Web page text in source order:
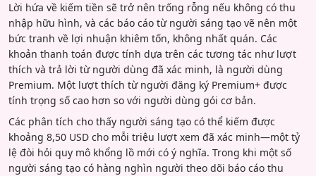
Lời hứa về kiếm tiền sẽ trở nên trống rỗng nếu không có thu
nhập hữu hình, và các báo cáo từ người sáng tạo vẽ nên một
bức tranh về lợi nhuận khiêm tốn, không nhất quán. Các
khoản thanh toán được tính dựa trên các tương tác như lượt
thích và trả lời từ người dùng đã xác minh, là người dùng
Premium. Một lượt thích từ người đăng ký Premium+ được
tính trọng số cao hơn so với người dùng gói cơ bản.
Các phân tích cho thấy người sáng tạo có thể kiếm được
khoảng 8,50 USD cho mỗi triệu lượt xem đã xác minh—một tỷ
lệ đòi hỏi quy mô khổng lồ mới có ý nghĩa. Trong khi một số
người sáng tạo có hàng nghìn người theo dõi báo cáo thu